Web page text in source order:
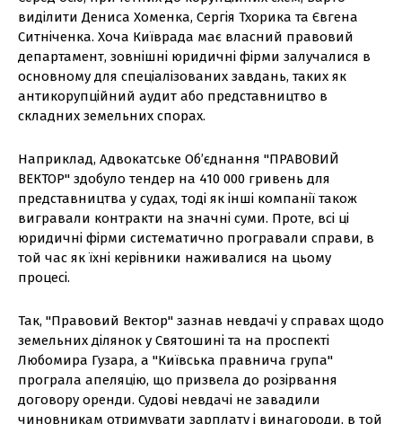
виділити Дениса Хоменка, Сергія Тхорика та Євгена
Ситніченка. Хоча Київрада має власний правовий
департамент, зовнішні юридичні фірми залучалися в
основному для спеціалізованих завдань, таких як
антикорупційний аудит або представництво в
складних земельних спорах.
Наприклад, Адвокатське Об’єднання "ПРАВОВИЙ
ВЕКТОР" здобуло тендер на 410 000 гривень для
представництва у судах, тоді як інші компанії також
вигравали контракти на значні суми. Проте, всі ці
юридичні фірми систематично програвали справи, в
той час як їхні керівники наживалися на цьому
процесі.
Так, "Правовий Вектор" зазнав невдачі у справах щодо
земельних ділянок у Святошині та на проспекті
Любомира Гузара, а "Київська правнича група"
програла апеляцію, що призвела до розірвання
договору оренди. Судові невдачі не завадили
чиновникам отримувати зарплату і винагороди, в той